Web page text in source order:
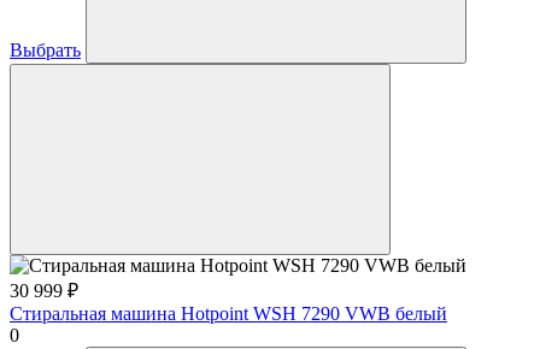
Выбрать
30 999 ₽
Стиральная машина Hotpoint WSH 7290 VWB белый
0